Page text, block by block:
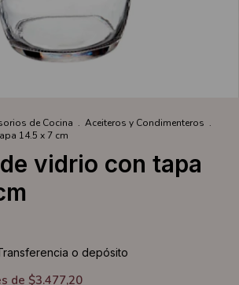
de Cocina . Aceiteros y Condimenteros .
14.5 x 7 cm
vidrio con tapa
o depósito
de $3.477,20